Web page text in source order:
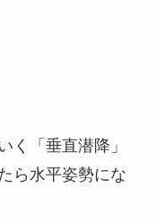
く「垂直潜降」
ら水平姿勢にな